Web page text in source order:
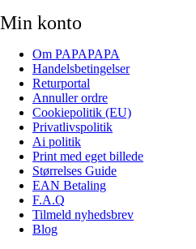
Min konto
Om PAPAPAPA
Handelsbetingelser
Returportal
Annuller ordre
Cookiepolitik (EU)
Privatlivspolitik
Ai politik
Print med eget billede
Størrelses Guide
EAN Betaling
F.A.Q
Tilmeld nyhedsbrev
Blog